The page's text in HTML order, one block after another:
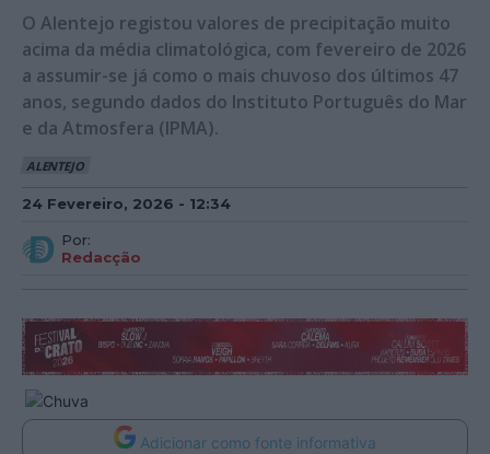
O Alentejo registou valores de precipitação muito
acima da média climatológica, com fevereiro de 2026
a assumir-se já como o mais chuvoso dos últimos 47
anos, segundo dados do Instituto Português do Mar
e da Atmosfera (IPMA).
ALENTEJO
24 Fevereiro, 2026 - 12:34
Por:
Redacção
Adicionar como fonte informativa